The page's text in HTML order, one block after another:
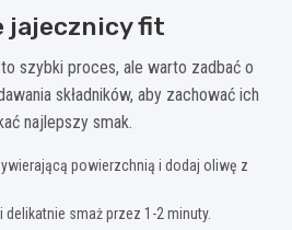
jajecznicy fit
szybki proces, ale warto zadbać o
składników, aby zachować ich
najlepszy smak.
powierzchnią i dodaj oliwę z
smaż przez 1-2 minuty.